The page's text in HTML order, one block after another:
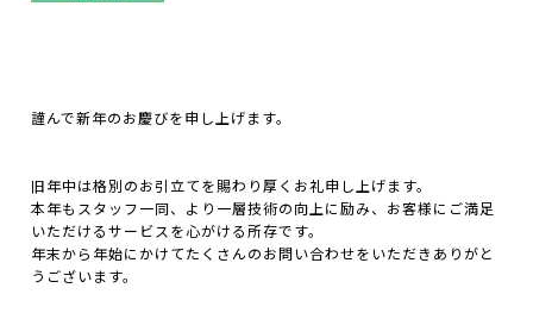
謹んで新年のお慶びを申し上げます。
旧年中は格別のお引立てを賜わり厚くお礼申し上げます。
本年もスタッフ一同、より一層技術の向上に励み、お客様にご満足
いただけるサービスを心がける所存です。
年末から年始にかけてたくさんのお問い合わせをいただきありがと
うございます。